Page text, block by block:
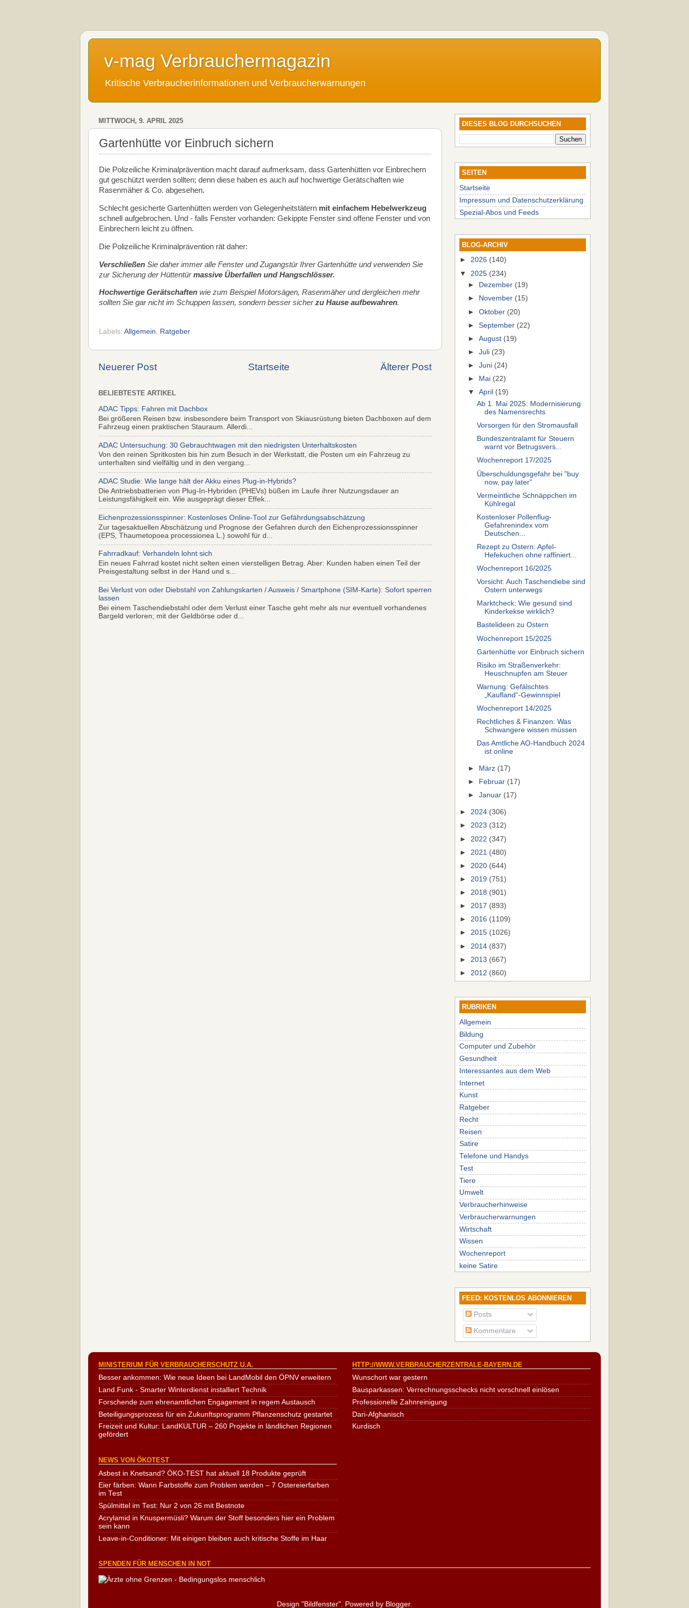
v-mag Verbrauchermagazin
Kritische Verbraucherinformationen und Verbraucherwarnungen
MITTWOCH, 9. APRIL 2025
Gartenhütte vor Einbruch sichern
Die Polizeiliche Kriminalprävention macht darauf aufmerksam, dass Gartenhütten vor Einbrechern
gut geschützt werden sollten; denn diese haben es auch auf hochwertige Gerätschaften wie
Rasenmäher & Co. abgesehen.
Schlecht gesicherte Gartenhütten werden von Gelegenheitstätern mit einfachem Hebelwerkzeug
schnell aufgebrochen. Und - falls Fenster vorhanden: Gekippte Fenster sind offene Fenster und von
Einbrechern leicht zu öffnen.
Die Polizeiliche Kriminalprävention rät daher:
Verschließen Sie daher immer alle Fenster und Zugangstür Ihrer Gartenhütte und verwenden Sie
zur Sicherung der Hüttentürmassive Überfallen und Hangschlösser.
Hochwertige Gerätschaften wie zum Beispiel Motorsägen, Rasenmäher und dergleichen mehr
sollten Sie gar nicht im Schuppen lassen, sondern besser sicherzu Hause aufbewahren.
Labels: Allgemein, Ratgeber
Neuerer Post Älterer Post
Startseite
BELIEBTESTE ARTIKEL
ADAC Tipps: Fahren mit Dachbox
Bei größeren Reisen bzw. insbesondere beim Transport von Skiausrüstung bieten Dachboxen auf dem
Fahrzeug einen praktischen Stauraum. Allerdi...
ADAC Untersuchung: 30 Gebrauchtwagen mit den niedrigsten Unterhaltskosten
Von den reinen Spritkosten bis hin zum Besuch in der Werkstatt, die Posten um ein Fahrzeug zu
unterhalten sind vielfältig und in den vergang...
ADAC Studie: Wie lange hält der Akku eines Plug-in-Hybrids?
Die Antriebsbatterien von Plug-In-Hybriden (PHEVs) büßen im Laufe ihrer Nutzungsdauer an
Leistungsfähigkeit ein. Wie ausgeprägt dieser Effek...
Eichenprozessionsspinner: Kostenloses Online-Tool zur Gefährdungsabschätzung
Zur tagesaktuellen Abschätzung und Prognose der Gefahren durch den Eichenprozessionsspinner
(EPS, Thaumetopoea processionea L.) sowohl für d...
Fahrradkauf: Verhandeln lohnt sich
Ein neues Fahrrad kostet nicht selten einen vierstelligen Betrag. Aber: Kunden haben einen Teil der
Preisgestaltung selbst in der Hand und s...
Bei Verlust von oder Diebstahl von Zahlungskarten / Ausweis / Smartphone (SIM-Karte): Sofort sperren
lassen
Bei einem Taschendiebstahl oder dem Verlust einer Tasche geht mehr als nur eventuell vorhandenes
Bargeld verloren; mit der Geldbörse oder d...
DIESES BLOG DURCHSUCHEN
SEITEN
Startseite
Impressum und Datenschutzerklärung
Spezial-Abos und Feeds
BLOG-ARCHIV
► 2026 (140)
▼ 2025 (234)
►
Dezember (19)
►
November (15)
►Oktober (20)
►September (22)
►August (19)
►Juli (23)
►Juni (24)
►
Mai (22)
▼April (19)
Ab 1. Mai 2025: Modernisierung
des Namensrechts
Vorsorgen für den Stromausfall
Bundeszentralamt für Steuern
warnt vor Betrugsvers...
Wochenreport 17/2025
Überschuldungsgefahr bei "buy
now, pay later"
Vermeintliche Schnäppchen im
Kühlregal
Kostenloser Pollenflug-
Gefahrenindex vom
Deutschen...
Rezept zu Ostern: Apfel-
Hefekuchen ohne raffiniert...
Wochenreport 16/2025
Vorsicht: Auch Taschendiebe sind
Ostern unterwegs
Marktcheck: Wie gesund sind
Kinderkekse wirklich?
Bastelideen zu Ostern
Wochenreport 15/2025
Gartenhütte vor Einbruch sichern
Risiko im Straßenverkehr:
Heuschnupfen am Steuer
Warnung: Gefälschtes
„Kaufland“-Gewinnspiel
Wochenreport 14/2025
Rechtliches & Finanzen: Was
Schwangere wissen müssen
Das Amtliche AO-Handbuch 2024
ist online
► März (17)
►
Februar (17)
►Januar (17)
► 2024 (306)
► 2023 (312)
► 2022 (347)
► 2021 (480)
► 2020 (644)
► 2019 (751)
► 2018 (901)
► 2017 (893)
► 2016 (1109)
► 2015 (1026)
► 2014 (837)
► 2013 (667)
► 2012 (860)
RUBRIKEN
Allgemein
Bildung
Computer und Zubehör
Gesundheit
Interessantes aus dem Web
Internet
Kunst
Ratgeber
Recht
Reisen
Satire
Telefone und Handys
Test
Tiere
Umwelt
Verbraucherhinweise
Verbraucherwarnungen
Wirtschaft
Wissen
Wochenreport
keine Satire
FEED: KOSTENLOS ABONNIEREN
Posts
Kommentare
MINISTERIUM FÜR VERBRAUCHERSCHUTZ U.A.
Besser ankommen: Wie neue Ideen bei LandMobil den ÖPNV erweitern
Land.Funk - Smarter Winterdienst installiert Technik
Forschende zum ehrenamtlichen Engagement in regem Austausch
Beteiligungsprozess für ein Zukunftsprogramm Pflanzenschutz gestartet
Freizeit und Kultur: LandKULTUR – 260 Projekte in ländlichen Regionen
gefördert
NEWS VON ÖKOTEST
Asbest in Knetsand? ÖKO-TEST hat aktuell 18 Produkte geprüft
Eier färben: Wann Farbstoffe zum Problem werden – 7 Ostereierfarben
im Test
Spülmittel im Test: Nur 2 von 26 mit Bestnote
Acrylamid in Knuspermüsli? Warum der Stoff besonders hier ein Problem
sein kann
Leave-in-Conditioner: Mit einigen bleiben auch kritische Stoffe im Haar
HTTP://WWW.VERBRAUCHERZENTRALE-BAYERN.DE
Wunschort war gestern
Bausparkassen: Verrechnungsschecks nicht vorschnell einlösen
Professionelle Zahnreinigung
Dari-Afghanisch
Kurdisch
SPENDEN FÜR MENSCHEN IN NOT
Design "Bildfenster". Powered by Blogger.